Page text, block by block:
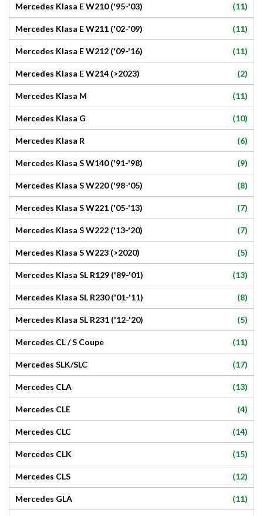
Mercedes Klasa E W210 ('95-'03) (11)
Mercedes Klasa E W211 ('02-'09) (11)
Mercedes Klasa E W212 ('09-'16) (11)
Mercedes Klasa E W214 (>2023) (2)
Mercedes Klasa M (11)
Mercedes Klasa G (10)
Mercedes Klasa R (6)
Mercedes Klasa S W140 ('91-'98) (9)
Mercedes Klasa S W220 ('98-'05) (8)
Mercedes Klasa S W221 ('05-'13) (7)
Mercedes Klasa S W222 ('13-'20) (7)
Mercedes Klasa S W223 (>2020) (5)
Mercedes Klasa SL R129 ('89-'01) (13)
Mercedes Klasa SL R230 ('01-'11) (8)
Mercedes Klasa SL R231 ('12-'20) (5)
Mercedes CL / S Coupe (11)
Mercedes SLK/SLC (17)
Mercedes CLA (13)
Mercedes CLE (4)
Mercedes CLC (14)
Mercedes CLK (15)
Mercedes CLS (12)
Mercedes GLA (11)